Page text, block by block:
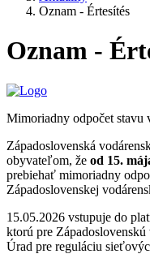
Oznam - Értesítés
Oznam -
Mimoriadny odpočet stavu
Západoslovenská
obyvateľom, že od 15.
prebiehať mimoriadny
Západoslovenskej
15.05.2026 vstupuje do
ktorú pre
Úrad pre reguláciu